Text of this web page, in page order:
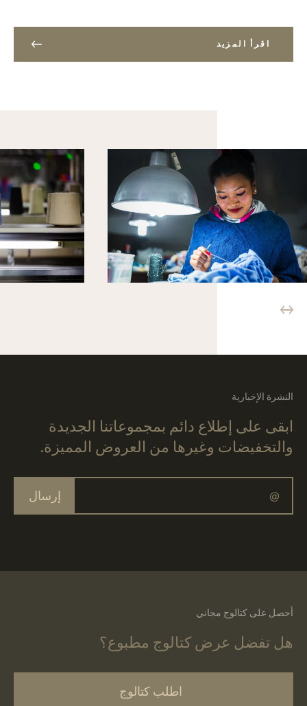
اقرأ المزيد
النشرة الإخبارية
ابقى على إطلاع دائم بمجموعاتنا الجديدة
والتخفيضات وغيرها من العروض المميزة.
إرسال
أحصل على كتالوج مجاني
هل تفضل عرض كتالوج مطبوع؟
اطلب كتالوج